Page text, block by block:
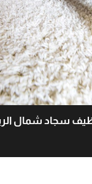
سجاد شمال